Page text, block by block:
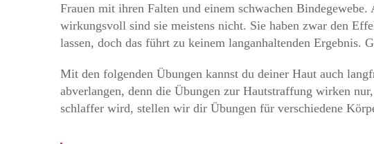
Frauen mit ihren Falten und einem schwachen
wirkungsvoll sind sie meistens nicht. Sie haben zwar den
lassen, doch das führt zu keinem langanhaltenden Ergebnis.
Mit den folgenden Übungen kannst du deiner Haut auch
abverlangen, denn die Übungen zur Hautstraffung wirken
schlaffer wird, stellen wir dir Übungen für verschiedene